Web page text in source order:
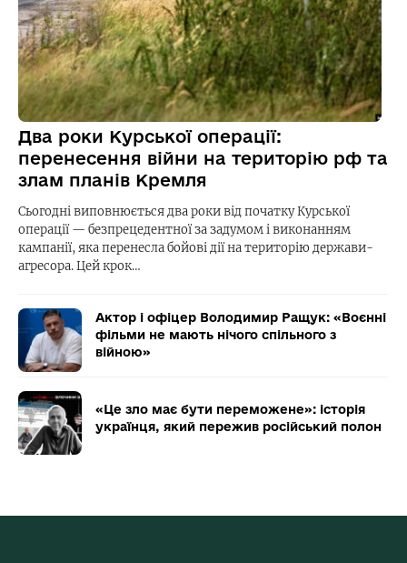
Два роки Курської операції:
перенесення війни на територію рф та
злам планів Кремля
Сьогодні виповнюється два роки від початку Курської
операції — безпрецедентної за задумом і виконанням
кампанії, яка перенесла бойові дії на територію держави-
агресора. Цей крок…
Актор і офіцер Володимир Ращук: «Воєнні
фільми не мають нічого спільного з
війною»
«Це зло має бути переможене»: історія
українця, який пережив російський полон